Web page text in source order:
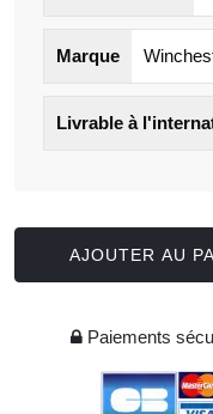
Marque
Livrable à
AJOUTER AU
Paiements